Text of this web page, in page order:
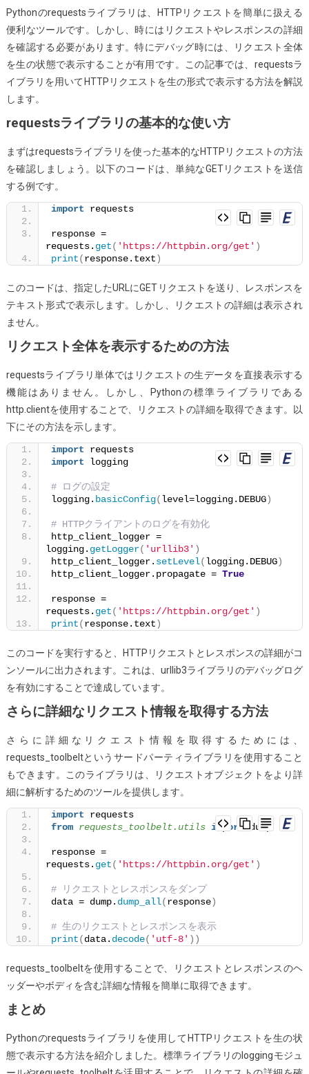
リ
ク
エ
ス
ト
印
刷
る
（生
で）
Pythonのrequestsライブラリは、HTTPリクエストを簡単に扱える
便利なツールです。しかし、時にはリクエストやレスポンスの詳細
を確認する必要があります。特にデバッグ時には、リクエスト全体
を生の状態で表示することが有用です。この記事では、requestsラ
イブラリを用いてHTTPリクエストを生の形式で表示する方法を解説
します。
requestsライブラリの基本的な使い方
まずはrequestsライブラリを使った基本的なHTTPリクエストの方法
を確認しましょう。以下のコードは、単純なGETリクエストを送信
する例です。
import requests
response =
requests. get( 'https://httpbin.org/get' )
print(response.text)
このコードは、指定したURLにGETリクエストを送り、レスポンスを
テキスト形式で表示します。しかし、リクエストの詳細は表示され
ません。
リクエスト全体を表示するための方法
requestsライブラリ単体ではリクエストの生データを直接表示する
機能はありません。しかし、Pythonの標準ライブラリである
http.clientを使用することで、リクエストの詳細を取得できます。以
下にその方法を示します。
import requests
import logging
# ログの設定
logging. basicConfig(level=logging.DEBUG)
# HTTPクライアントのログを有効化
http_client_logger =
logging. getLogger( 'urllib3' )
http_client_logger. setLevel(logging.DEBUG)
http_client_logger.propagate = True
response =
requests. get( 'https://httpbin.org/get' )
print(response.text)
このコードを実行すると、HTTPリクエストとレスポンスの詳細がコ
ンソールに出力されます。これは、urllib3ライブラリのデバッグログ
を有効にすることで達成しています。
さらに詳細なリクエスト情報を取得する方法
さらに詳細なリクエスト情報を取得するためには、
requests_toolbeltというサードパーティライブラリを使用すること
もできます。このライブラリは、リクエストオブジェクトをより詳
細に解析するためのツールを提供します。
import requests
from requests_toolbelt.utils import dump
response =
requests. get( 'https://httpbin.org/get' )
# リクエストとレスポンスをダンプ
data = dump. dump_all(response)
# 生のリクエストとレスポンスを表示
print(data. decode( 'utf-8' ))
requests_toolbeltを使用することで、リクエストとレスポンスのヘ
ッダーやボディを含む詳細な情報を簡単に取得できます。
まとめ
Pythonのrequestsライブラリを使用してHTTPリクエストを生の状
態で表示する方法を紹介しました。標準ライブラリのloggingモジュ